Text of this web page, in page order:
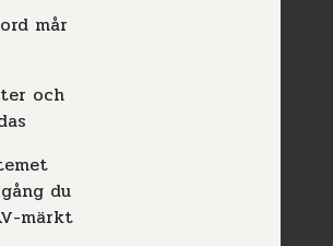
mår
och
du
märkt